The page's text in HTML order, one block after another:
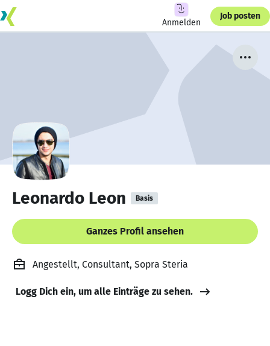
Anmelden
Job posten
Leonardo Leon Basis
Ganzes Profil ansehen
Angestellt, Consultant, Sopra Steria
Logg Dich ein, um alle Einträge zu sehen.